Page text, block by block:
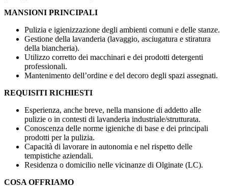
MANSIONI PRINCIPALI
Pulizia e igienizzazione degli ambienti comuni e delle stanze.
Gestione della lavanderia (lavaggio, asciugatura e stiratura
della biancheria).
Utilizzo corretto dei macchinari e dei prodotti detergenti
professionali.
Mantenimento dell’ordine e del decoro degli spazi assegnati.
REQUISITI RICHIESTI
Esperienza, anche breve, nella mansione di addetto alle
pulizie o in contesti di lavanderia industriale/strutturata.
Conoscenza delle norme igieniche di base e dei principali
prodotti per la pulizia.
Capacità di lavorare in autonomia e nel rispetto delle
tempistiche aziendali.
Residenza o domicilio nelle vicinanze di Olginate (LC).
COSA OFFRIAMO